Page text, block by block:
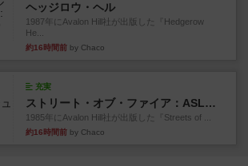
ヘッジロウ・ヘル
1987年にAvalon Hill社が出版した『Hedgerow
He...
約16時間前 by Chaco
充実
ストリート・オブ・ファイア：ASLデラックスモジュール1
1985年にAvalon Hill社が出版した『Streets of ...
約16時間前 by Chaco